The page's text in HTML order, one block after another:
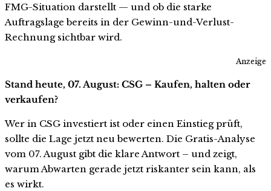
FMG-Situation darstellt — und ob die starke
Auftragslage bereits in der Gewinn-und-Verlust-
Rechnung sichtbar wird.
Anzeige
Stand heute, 07. August: CSG – Kaufen, halten oder
verkaufen?
Wer in CSG investiert ist oder einen Einstieg prüft,
sollte die Lage jetzt neu bewerten. Die Gratis-Analyse
vom 07. August gibt die klare Antwort – und zeigt,
warum Abwarten gerade jetzt riskanter sein kann, als
es wirkt.